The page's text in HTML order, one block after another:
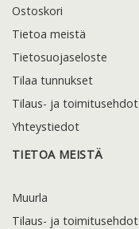
Ostoskori
Tietoa meistä
Tietosuojaseloste
Tilaa tunnukset
Tilaus- ja toimitusehdot
Yhteystiedot
TIETOA MEISTÄ
Muurla
Tilaus- ja toimitusehdot